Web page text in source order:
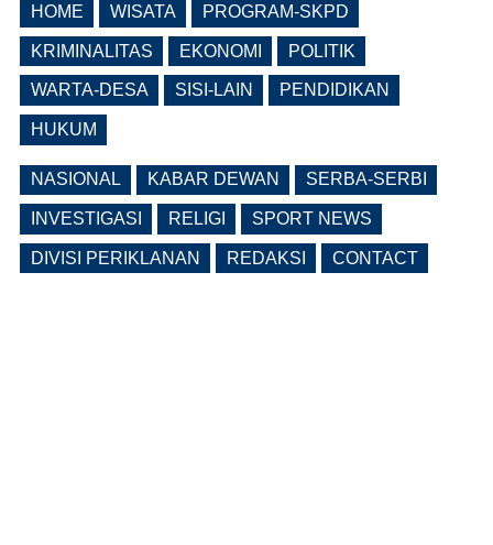
Ngawi Fokus di Eks Rumdin Wakil
Bupati
(0 Reply(s))
HOME WISATA PROGRAM-SKPD
KRIMINALITAS EKONOMI POLITIK
WARTA-DESA SISI-LAIN PENDIDIKAN
HUKUM
NASIONAL KABAR DEWAN SERBA-SERBI
INVESTIGASI RELIGI SPORT NEWS
DIVISI PERIKLANAN REDAKSI CONTACT